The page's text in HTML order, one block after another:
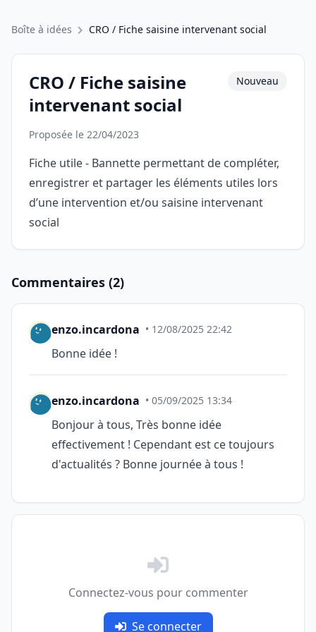
Boîte à idées CRO / Fiche saisine intervenant social
CRO / Fiche saisine
intervenant social
Nouveau
Proposée le 22/04/2023
Fiche utile - Bannette permettant de compléter,
enregistrer et partager les éléments utiles lors
d’une intervention et/ou saisine intervenant
social
Commentaires (2)
enzo.incardona • 12/08/2025 22:42
Bonne idée !
enzo.incardona • 05/09/2025 13:34
Bonjour à tous, Très bonne idée
effectivement ! Cependant est ce toujours
d'actualités ? Bonne journée à tous !
Connectez-vous pour commenter
Se connecter